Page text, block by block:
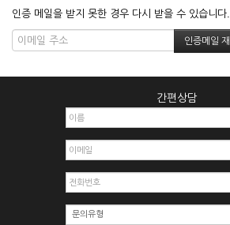
인증 메일을 받지 못한 경우 다시 받을 수 있습니다.
간편상담